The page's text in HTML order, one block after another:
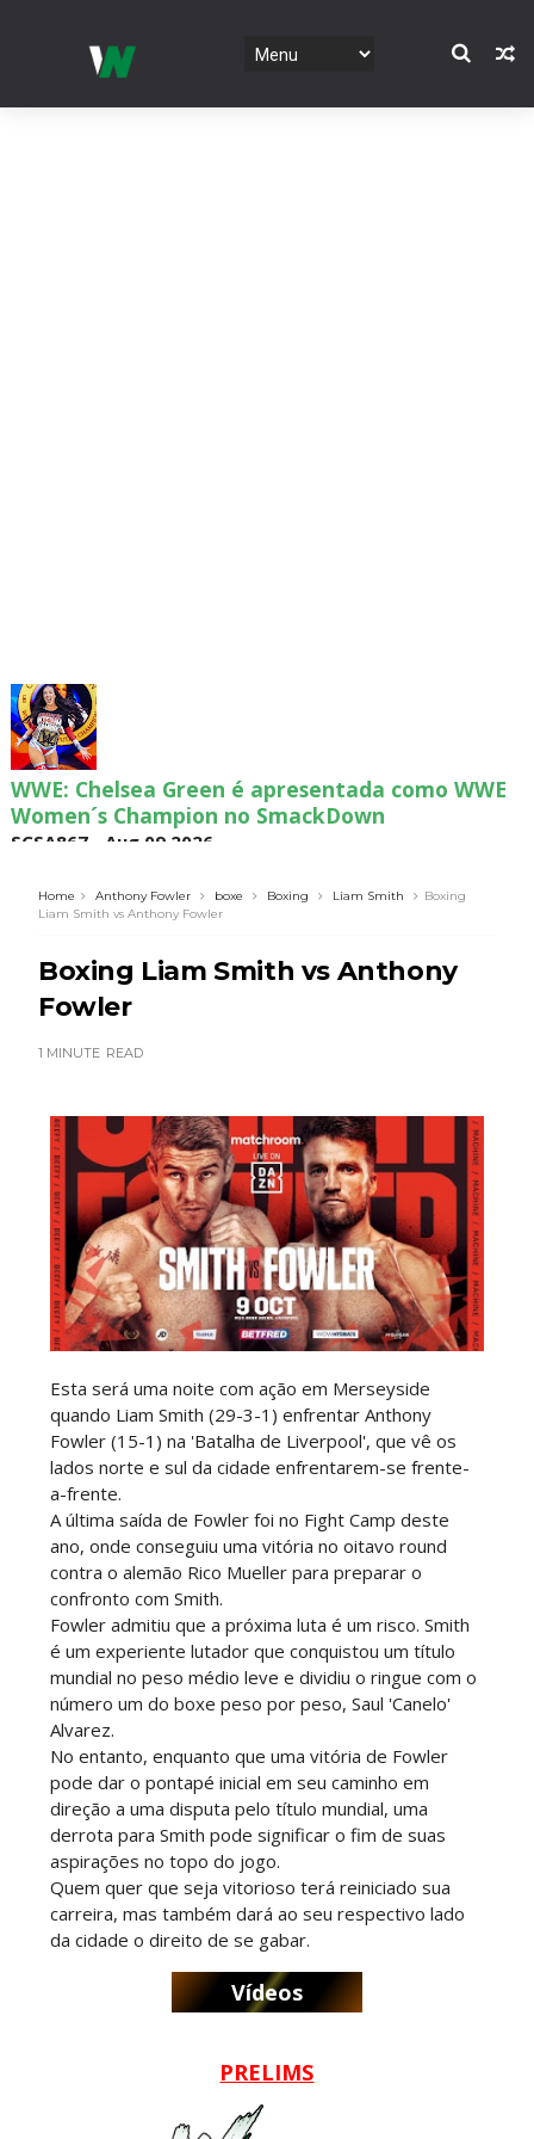
WWE: Chelsea Green é apresentada como WWE
Women´s Champion no SmackDown
SCSA867- Aug 09 2026
Title Match no México
SCSA867-Aug 09 2026
revelada
SCSA867- Aug 09 2026
WWE: Roman Reigns anunciado para o Survivor
Series
SCSA867-Aug 09 2026
WWE: WWE anuncia estreia histórica do Raw na
Irlanda
SCSA867-Aug 08 2026
AEW: Buddy Matthews já está apto a regressar
aos ringues
SCSA867-Aug 08 2026
TNA: Elayna Black desafia Xia Brookside para
combate pelo título no Lockdown
SCSA867-Aug 08 2026
WWE: Brock Lesnar deverá estar presente na
WrestleMania 43
SCSA867-Aug 07 2026
Lynch e Liv Morgan no Raw
Home Anthony Fowler boxe Boxing Liam Smith
Boxing
Liam Smith vs Anthony Fowler
Boxing Liam Smith vs Anthony
Fowler
1 MINUTE READ
Esta será uma noite com ação em Merseyside
quando Liam Smith (29-3-1) enfrentar Anthony
Fowler (15-1) na 'Batalha de Liverpool', que vê os
lados norte e sul da cidade enfrentarem-se frente-
a-frente.
A última saída de Fowler foi no Fight Camp deste
ano, onde conseguiu uma vitória no oitavo round
contra o alemão Rico Mueller para preparar o
confronto com Smith.
Fowler admitiu que a próxima luta é um risco. Smith
é um experiente lutador que conquistou um título
mundial no peso médio leve e dividiu o ringue com o
número um do boxe peso por peso, Saul 'Canelo'
Alvarez.
No entanto, enquanto que uma vitória de Fowler
pode dar o pontapé inicial em seu caminho em
direção a uma disputa pelo título mundial, uma
derrota para Smith pode significar o fim de suas
aspirações no topo do jogo.
Quem quer que seja vitorioso terá reiniciado sua
carreira, mas também dará ao seu respectivo lado
da cidade o direito de se gabar.
Vídeos
PRELIMS